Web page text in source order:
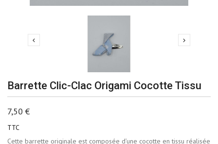
 
Barrette Clic-Clac Origami Cocotte Tissu
7,50 €
TTC
Cette barrette originale est composée d’une cocotte en tissu réalisée